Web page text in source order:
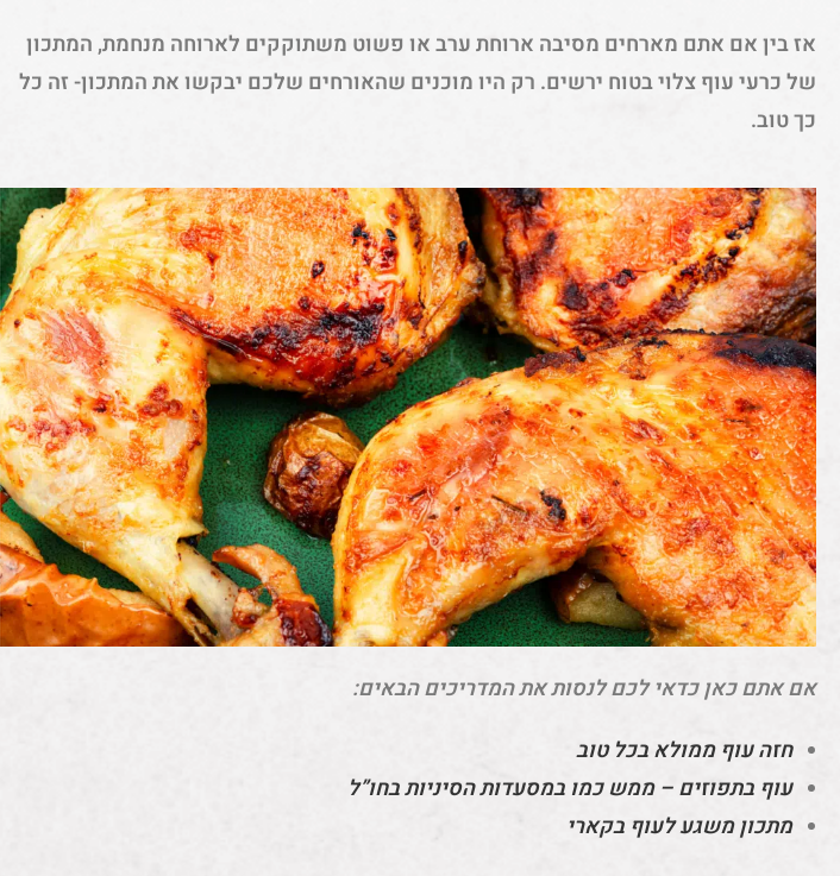
אז בין אם אתם מארחים מסיבה ארוחת ערב או פשוט משתוקקים לארוחה מנחמת, המתכון
של כרעי עוף צלוי בטוח ירשים. רק היו מוכנים שהאורחים שלכם יבקשו את המתכון- זה כל
כך טוב.
אם אתם כאן כדאי לכם לנסות את המדריכים הבאים:
חזה עוף ממולא בכל טוב
עוף בתפוזים – ממש כמו במסעדות הסיניות בחו”ל
מתכון משגע לעוף בקארי